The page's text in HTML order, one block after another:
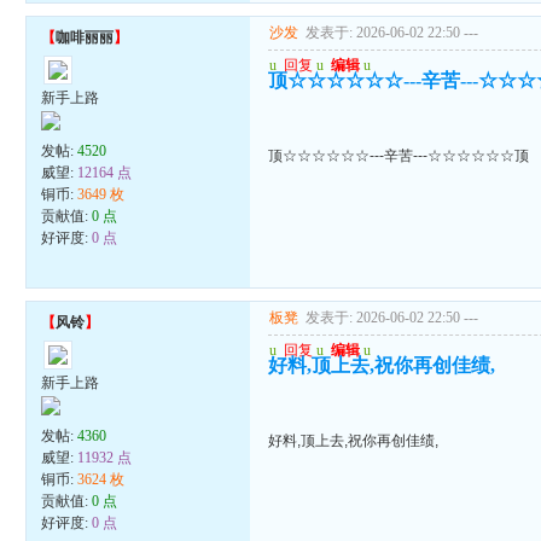
【咖啡丽丽】
新手上路
发帖:4520
威望: 12164 点
铜币:3649 枚
贡献值:0 点
好评度:0 点
沙发 发表于: 2026-06-02 22:50 ---
u 回复 u 编辑 u
顶☆☆☆☆☆☆---辛苦---
顶☆☆☆☆☆☆---辛苦---☆☆☆☆☆☆顶
【风铃】
新手上路
发帖:4360
威望: 11932 点
铜币:3624 枚
贡献值:0 点
好评度:0 点
板凳 发表于: 2026-06-02 22:50 ---
u 回复 u 编辑 u
好料,顶上去,祝你再创佳绩,
好料,顶上去,祝你再创佳绩,